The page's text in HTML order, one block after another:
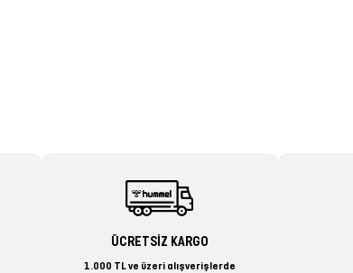
ÜCRETSİZ KARGO
1.000 TL ve üzeri alışverişlerde